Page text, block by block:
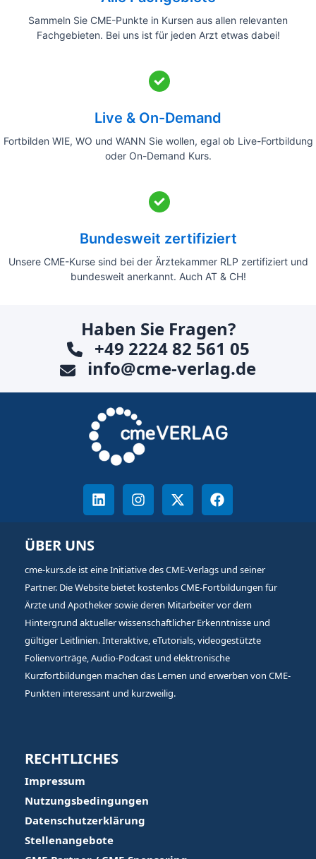
Sammeln Sie CME-Punkte in Kursen aus allen relevanten
Fachgebieten. Bei uns ist für jeden Arzt etwas dabei!
Live & On-Demand
Fortbilden WIE, WO und WANN Sie wollen, egal ob Live-Fortbildung
oder On-Demand Kurs.
Bundesweit zertifiziert
Unsere CME-Kurse sind bei der Ärztekammer RLP zertifiziert und
bundesweit anerkannt. Auch AT & CH!
Haben Sie Fragen?
+49 2224 82 561 05
info@cme-verlag.de
ÜBER UNS
cme-kurs.de ist eine Initiative des CME-Verlags und seiner
Partner. Die Website bietet kostenlos CME-Fortbildungen für
Ärzte und Apotheker sowie deren Mitarbeiter vor dem
Hintergrund aktueller wissenschaftlicher Erkenntnisse und
gültiger Leitlinien. Interaktive, eTutorials, videogestützte
Folienvorträge, Audio-Podcast und elektronische
Kurzfortbildungen machen das Lernen und erwerben von CME-
Punkten interessant und kurzweilig.
RECHTLICHES
Impressum
Nutzungsbedingungen
Datenschutzerklärung
Stellenangebote